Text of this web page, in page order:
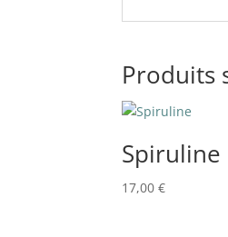
Produits
Spiruline
17,00€